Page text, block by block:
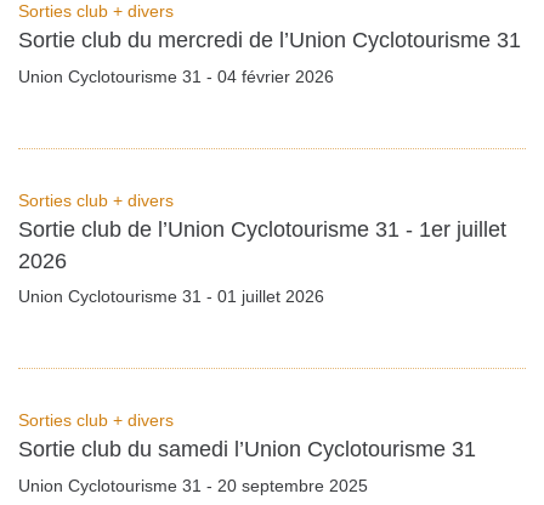
Sorties club + divers
Sortie club du mercredi de l’Union Cyclotourisme 31
Union Cyclotourisme 31 - 04 février 2026
Sorties club + divers
Sortie club de l’Union Cyclotourisme 31 - 1er juillet
2026
Union Cyclotourisme 31 - 01 juillet 2026
Sorties club + divers
Sortie club du samedi l’Union Cyclotourisme 31
Union Cyclotourisme 31 - 20 septembre 2025